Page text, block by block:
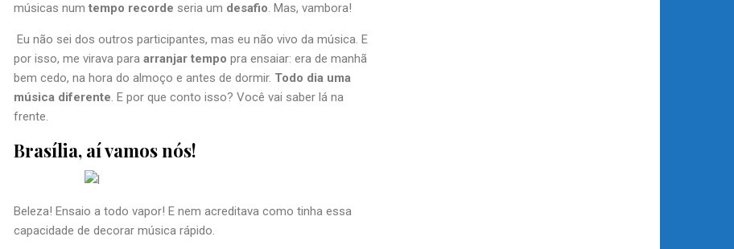
músicas num tempo recorde seria um desafio. Mas, vambora!
Eu não sei dos outros participantes, mas eu não vivo da música. E
por isso, me virava para arranjar tempo pra ensaiar: era de manhã
bem cedo, na hora do almoço e antes de dormir. Todo dia uma
música diferente. E por que conto isso? Você vai saber lá na
frente.
Brasília, aí vamos nós!
Beleza! Ensaio a todo vapor! E nem acreditava como tinha essa
capacidade de decorar música rápido.